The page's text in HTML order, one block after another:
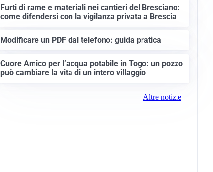
Furti di rame e materiali nei cantieri del Bresciano:
come difendersi con la vigilanza privata a Brescia
Modificare un PDF dal telefono: guida pratica
Cuore Amico per l’acqua potabile in Togo: un pozzo
può cambiare la vita di un intero villaggio
Altre notizie